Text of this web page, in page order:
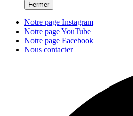
Fermer
Notre page Instagram
Notre page YouTube
Notre page Facebook
Nous contacter